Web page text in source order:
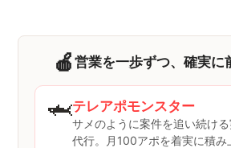
🍎 営業を一歩ずつ、確実に
🦈テレアポモンスター
サメのように案件を追い続け
代行。月100アポを着実に積み